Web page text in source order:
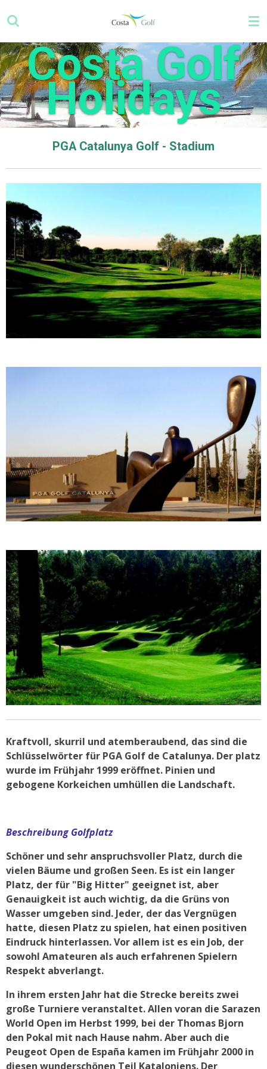
Hauptinhalt
springenCosta Golf
Holidays
PGA Catalunya Golf - Stadium
Kraftvoll, skurril und atemberaubend, das sind die
Schlüsselwörter für PGA Golf de Catalunya. Der platz
wurde im Frühjahr 1999 eröffnet. Pinien und
gebogene Korkeichen umhüllen die Landschaft.
Beschreibung Golfplatz
Schöner und sehr anspruchsvoller Platz, durch die
vielen Bäume und großen Seen. Es ist ein langer
Platz, der für "Big Hitter" geeignet ist, aber
Genauigkeit ist auch wichtig, da die Grüns von
Wasser umgeben sind. Jeder, der das Vergnügen
hatte, diesen Platz zu spielen, hat einen positiven
Eindruck hinterlassen. Vor allem ist es ein Job, der
sowohl Amateuren als auch erfahrenen Spielern
Respekt abverlangt.
In ihrem ersten Jahr hat die Strecke bereits zwei
große Turniere veranstaltet. Allen voran die Sarazen
World Open im Herbst 1999, bei der Thomas Bjorn
den Pokal mit nach Hause nahm. Aber auch die
Peugeot Open de España kamen im Frühjahr 2000 in
diesen wunderschönen Teil Kataloniens. Der